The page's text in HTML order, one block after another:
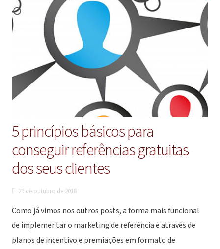
5 princípios básicos para
conseguir referências gratuitas
dos seus clientes
29 de outubro de 2018
Como já vimos nos outros posts, a forma mais funcional
de implementar o marketing de referência é através de
planos de incentivo e premiações em formato de